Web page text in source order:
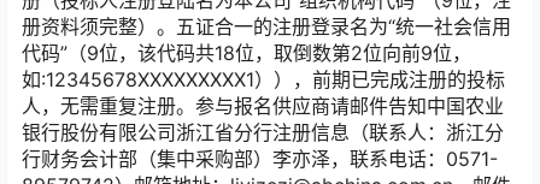
册资料须完整）。五证合一的注册登录名为“统一社会信用
代码”（9位，该代码共18位，取倒数第2位向前9位，
如:12345678XXXXXXXXX1）），前期已完成注册的投标
人，无需重复注册。参与报名供应商请邮件告知中国农业
银行股份有限公司浙江省分行注册信息（联系人：浙江分
行财务会计部（集中采购部）李亦泽，联系电话：0571-